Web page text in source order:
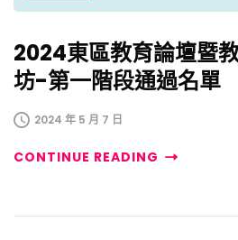
2024東區教育論壇暨
坊-第一階段通過名單
2024 年 5 月 7 日
CONTINUE READING